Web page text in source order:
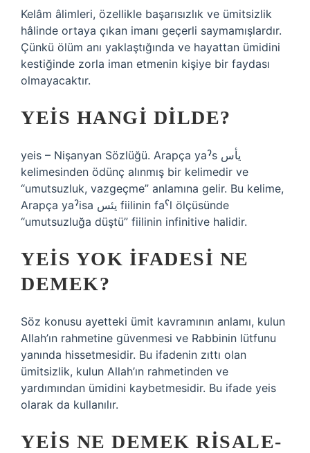
Kelâm âlimleri, özellikle başarısızlık ve ümitsizlik
hâlinde ortaya çıkan imanı geçerli saymamışlardır.
Çünkü ölüm anı yaklaştığında ve hayattan ümidini
kestiğinde zorla iman etmenin kişiye bir faydası
olmayacaktır.
YEIS HANGI DILDE?
yeis – Nişanyan Sözlüğü. Arapça yaˀs يأس
kelimesinden ödünç alınmış bir kelimedir ve
“umutsuzluk, vazgeçme” anlamına gelir. Bu kelime,
Arapça yaˀisa يئس fiilinin faˁl ölçüsünde
“umutsuzluğa düştü” fiilinin infinitive halidir.
YEIS YOK IFADESI NE
DEMEK?
Söz konusu ayetteki ümit kavramının anlamı, kulun
Allah’ın rahmetine güvenmesi ve Rabbinin lütfunu
yanında hissetmesidir. Bu ifadenin zıttı olan
ümitsizlik, kulun Allah’ın rahmetinden ve
yardımından ümidini kaybetmesidir. Bu ifade yeis
olarak da kullanılır.
YEIS NE DEMEK RISALE-